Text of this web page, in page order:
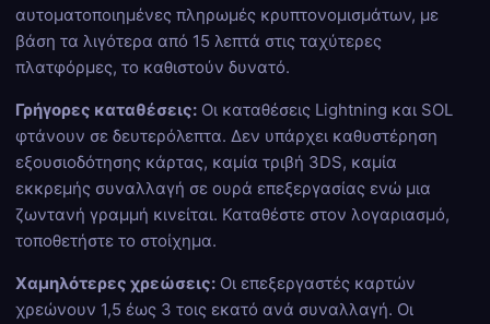
αυτοματοποιημένες πληρωμές κρυπτονομισμάτων, με
βάση τα λιγότερα από 15 λεπτά στις ταχύτερες
πλατφόρμες, το καθιστούν δυνατό.
Γρήγορες καταθέσεις: Οι καταθέσεις Lightning και SOL
φτάνουν σε δευτερόλεπτα. Δεν υπάρχει καθυστέρηση
εξουσιοδότησης κάρτας, καμία τριβή 3DS, καμία
εκκρεμής συναλλαγή σε ουρά επεξεργασίας ενώ μια
ζωντανή γραμμή κινείται. Καταθέστε στον λογαριασμό,
τοποθετήστε το στοίχημα.
Χαμηλότερες χρεώσεις: Οι επεξεργαστές καρτών
χρεώνουν 1,5 έως 3 τοις εκατό ανά συναλλαγή. Οι